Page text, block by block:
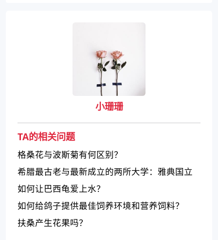
小珊珊
TA的相关问题
格桑花与波斯菊有何区别？
希腊最古老与最新成立的两所大学：雅典国立
与卡珀得斯兰大学
如何让巴西龟爱上水？
如何给鸽子提供最佳饲养环境和营养饲料？
扶桑产生花果吗？